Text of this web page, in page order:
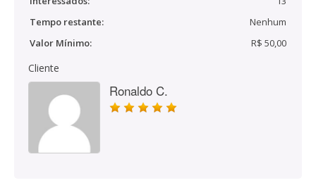
Tempo restante:
Nenhum
Valor Mínimo:
R$ 50,00
Cliente
Ronaldo C.